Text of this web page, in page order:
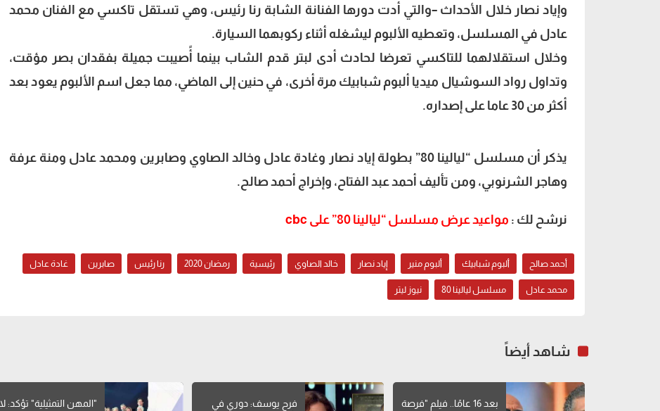
وإياد نصار خلال الأحداث –والتي أدت دورها الفنانة الشابة رنا رئيس، وهي تستقل تاكسي مع الفنان محمد
عادل في المسلسل، وتعطيه الألبوم ليشغله أثناء ركوبهما السيارة.
وخلال استقلالهما للتاكسي تعرضا لحادث أدى لبتر قدم الشاب بينما أًصيبت جميلة بفقدان بصر مؤقت،
وتداول رواد السوشيال ميديا ألبوم شبابيك مرة أخرى، في حنين إلى الماضي، مما جعل اسم الألبوم يعود بعد
أكثر من 30 عاما على إصداره.
يذكر أن مسلسل “ليالينا 80” بطولة إياد نصار وغادة عادل وخالد الصاوي وصابرين ومحمد عادل ومنة عرفة
وهاجر الشرنوبي، ومن تأليف أحمد عبد الفتاح، وإخراج أحمد صالح.
نرشح لك : مواعيد عرض مسلسل “ليالينا 80” على cbc
أحمد صالح ألبوم شبابيك ألبوم منير إياد نصار خالد الصاوي رئيسية رمضان 2020 رنا رئيس صابرين غادة عادل
محمد عادل مسلسل ليالينا 80 نيوز ليتر
شاهد أيضاً
بعد 16 عامًا.. فيلم "فرصة
فرح يوسف: دوري في
"المهن التمثيلية" تؤكد: لا